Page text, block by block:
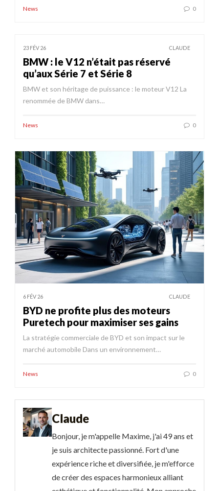
News 0
23 FÉV 26 CLAUDE
BMW : le V12 n’était pas réservé
qu’aux Série 7 et Série 8
BMW et son héritage de puissance : le moteur V12 La
renommée de BMW dans…
News 0
6 FÉV 26 CLAUDE
BYD ne profite plus des moteurs
Puretech pour maximiser ses gains
La stratégie commerciale de BYD et son impact sur le
marché automobile Dans un environnement…
News 0
Claude
Bonjour, je m'appelle Maxime, j'ai 49 ans et
je suis architecte passionné. Fort d'une
expérience riche et diversifiée, je m'efforce
de créer des espaces harmonieux alliant